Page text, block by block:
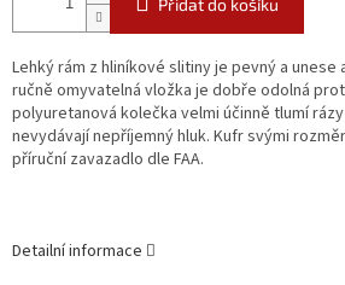
Přidat do košíku
Lehký rám z hliníkové slitiny je pevný a unese
ručně omyvatelná vložka je dobře odolná
polyuretanová kolečka velmi účinně tlumí
nevydávají nepříjemný hluk. Kufr svými
příruční zavazadlo dle FAA.
Detailní informace